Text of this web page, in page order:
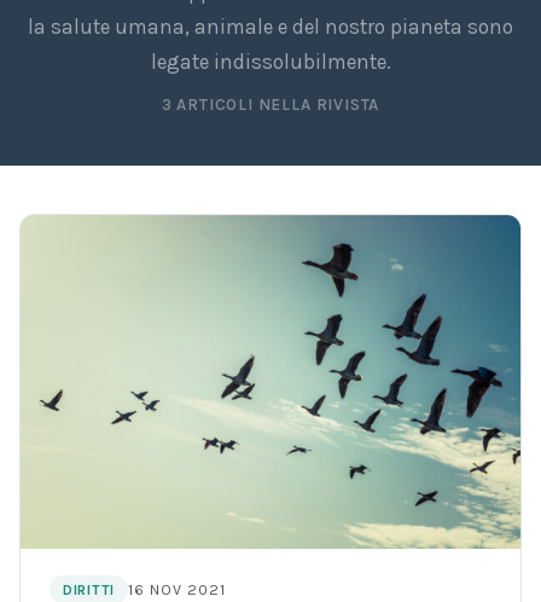
la salute umana, animale e del nostro pianeta sono
legate indissolubilmente.
3 ARTICOLI NELLA RIVISTA
DIRITTI 16 NOV 2021